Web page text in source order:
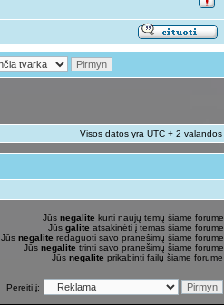
Visos datos yra UTC + 2 valandos
Jūs negalite kurti naujų temų šiame forume
Jūs galite atsakinėti į temas šiame forume
Jūs negalite redaguoti savo pranešimų šiame forume
Jūs negalite trinti savo pranešimų šiame forume
Jūs negalite prikabinti failų šiame forume
Pereiti į: